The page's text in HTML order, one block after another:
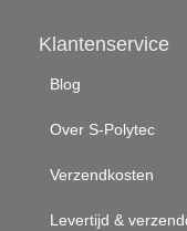
Klantenservice
Blog
Over S-Polytec
Verzendkosten
Levertijd &